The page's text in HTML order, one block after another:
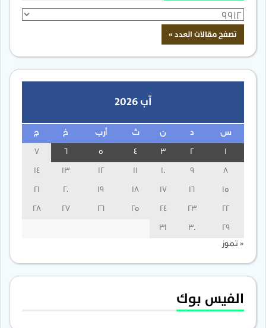
آب 2026
س ن ث أرب خ ج
3
13
14
15
16
17
18
19
20
21
22
23
24
25
26
27
28
29
30
31
« تموز
الفيس بوك